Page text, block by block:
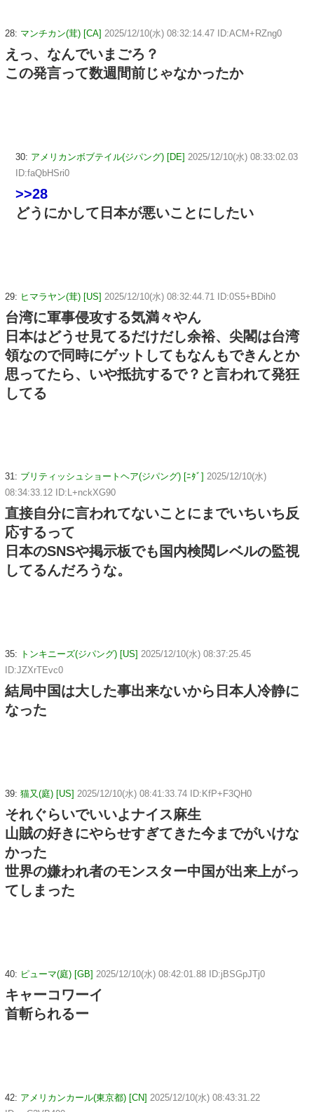
28: マンチカン(茸) [CA] 2025/12/10(水) 08:32:14.47 ID:ACM+RZng0
えっ、なんでいまごろ？
この発言って数週間前じゃなかったか
30: アメリカンボブテイル(ジパング) [DE] 2025/12/10(水) 08:33:02.03
ID:faQbHSri0
>>28
どうにかして日本が悪いことにしたい
29: ヒマラヤン(茸) [US] 2025/12/10(水) 08:32:44.71 ID:0S5+BDih0
台湾に軍事侵攻する気満々やん
日本はどうせ見てるだけだし余裕、尖閣は台湾
領なので同時にゲットしてもなんもできんとか
思ってたら、いや抵抗するで？と言われて発狂
してる
31: ブリティッシュショートヘア(ジパング) [ﾆﾀﾞ] 2025/12/10(水)
08:34:33.12 ID:L+nckXG90
直接自分に言われてないことにまでいちいち反
応するって
日本のSNSや掲示板でも国内検閲レベルの監視
してるんだろうな。
35: トンキニーズ(ジパング) [US] 2025/12/10(水) 08:37:25.45
ID:JZXrTEvc0
結局中国は大した事出来ないから日本人冷静に
なった
39: 猫又(庭) [US] 2025/12/10(水) 08:41:33.74 ID:KfP+F3QH0
それぐらいでいいよナイス麻生
山賊の好きにやらせすぎてきた今までがいけな
かった
世界の嫌われ者のモンスター中国が出来上がっ
てしまった
40: ピューマ(庭) [GB] 2025/12/10(水) 08:42:01.88 ID:jBSGpJTj0
キャーコワーイ
首斬られるー
42: アメリカンカール(東京都) [CN] 2025/12/10(水) 08:43:31.22